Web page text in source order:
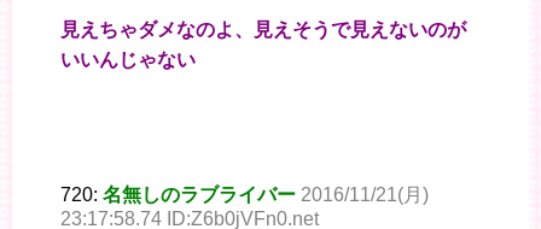
見えちゃダメなのよ、見えそうで見えないのが
いいんじゃない
720: 名無しのラブライバー 2016/11/21(月)
23:17:58.74 ID:Z6b0jVFn0.net